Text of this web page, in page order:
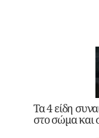
Τα 4 είδη
στο σώμα και